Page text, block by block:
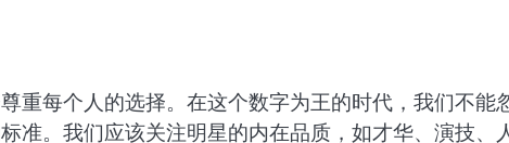
重每个人的选择。在这个数字为王的时代，我们不能
准。我们应该关注明星的内在品质，如才华、演技、